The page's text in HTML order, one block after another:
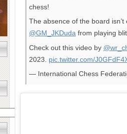
chess!
The absence of the board
@GM_JKDuda from playing
Check out this video by
2023. pic.twitter.com/
— International Chess